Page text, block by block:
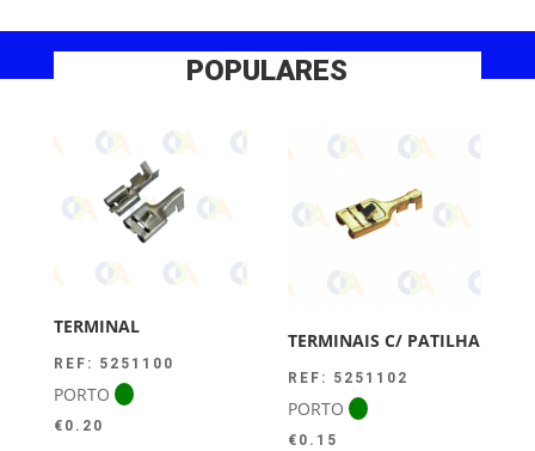
POPULARES
TERMINAL
REF: 5251100
PORTO
€ 0.20
TERMINAIS C/ PATILHA
REF: 5251102
PORTO
€ 0.15